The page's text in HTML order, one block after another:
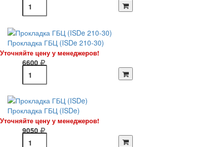
Прокладка ГБЦ (ISDe 210-30)
Уточняйте цену у менеджеров!
6600
Прокладка ГБЦ (ISDe)
Уточняйте цену у менеджеров!
9050